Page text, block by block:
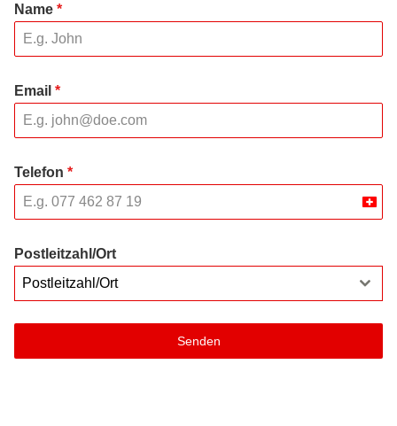
Name *
Email *
Telefon *
Postleitzahl/Ort
Postleitzahl/Ort
Senden